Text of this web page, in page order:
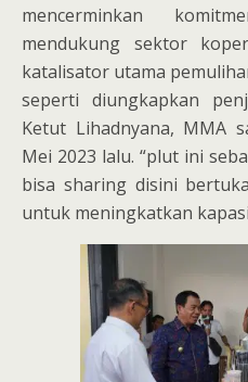
mencerminkan
mendukung sektor
katalisator utama
seperti diungkapkan
Ketut Lihadnyana, MMA
Mei 2023 lalu. “plut ini
bisa sharing disini
untuk meningkatkan